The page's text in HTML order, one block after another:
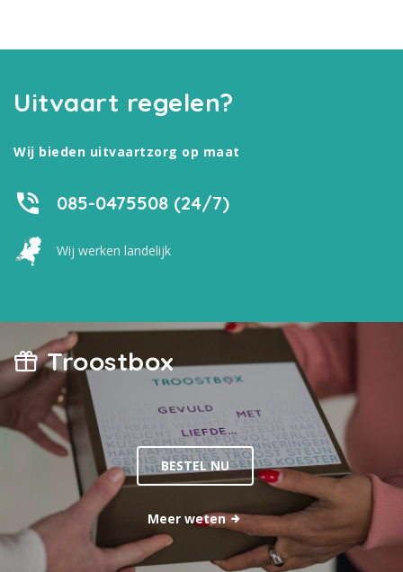
Uitvaart regelen?
Wij bieden uitvaartzorg op maat
085-0475508 (24/7)
Wij werken landelijk
Troostbox
BESTEL NU
Meer weten